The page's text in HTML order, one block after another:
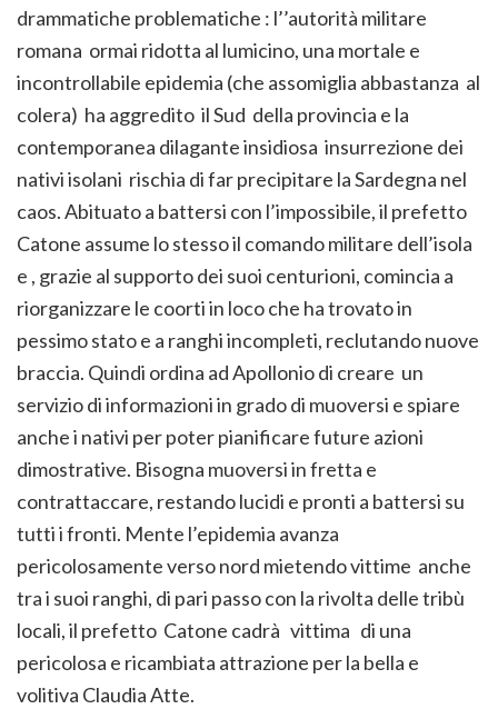
drammatiche problematiche : l’’autorità militare
romana ormai ridotta al lumicino, una mortale e
incontrollabile epidemia (che assomiglia abbastanza al
colera) ha aggredito il Sud della provincia e la
contemporanea dilagante insidiosa insurrezione dei
nativi isolani rischia di far precipitare la Sardegna nel
caos. Abituato a battersi con l’impossibile, il prefetto
Catone assume lo stesso il comando militare dell’isola
e , grazie al supporto dei suoi centurioni, comincia a
riorganizzare le coorti in loco che ha trovato in
pessimo stato e a ranghi incompleti, reclutando nuove
braccia. Quindi ordina ad Apollonio di creare un
servizio di informazioni in grado di muoversi e spiare
anche i nativi per poter pianificare future azioni
dimostrative. Bisogna muoversi in fretta e
contrattaccare, restando lucidi e pronti a battersi su
tutti i fronti. Mente l’epidemia avanza
pericolosamente verso nord mietendo vittime anche
tra i suoi ranghi, di pari passo con la rivolta delle tribù
locali, il prefetto Catone cadrà vittima di una
pericolosa e ricambiata attrazione per la bella e
volitiva Claudia Atte.